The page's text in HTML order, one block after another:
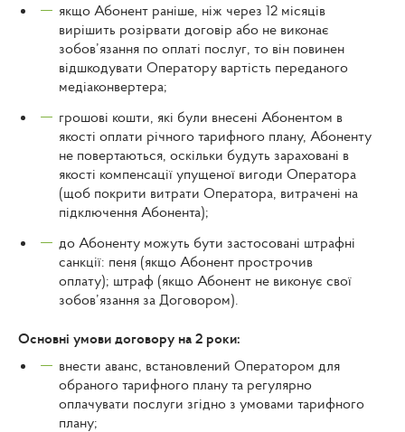
якщо Абонент раніше, ніж через 12 місяців
вирішить розірвати договір або не виконає
зобов’язання по оплаті послуг, то він повинен
відшкодувати Оператору вартість переданого
медіаконвертера;
грошові кошти, які були внесені Абонентом в
якості оплати річного тарифного плану, Абоненту
не повертаються, оскільки будуть зараховані в
якості компенсації упущеної вигоди Оператора
(щоб покрити витрати Оператора, витрачені на
підключення Абонента);
до Абоненту можуть бути застосовані штрафні
санкції: пеня (якщо Абонент прострочив
оплату); штраф (якщо Абонент не виконує свої
зобов’язання за Договором).
Основні умови договору на 2 роки:
внести аванс, встановлений Оператором для
обраного тарифного плану та регулярно
оплачувати послуги згідно з умовами тарифного
плану;